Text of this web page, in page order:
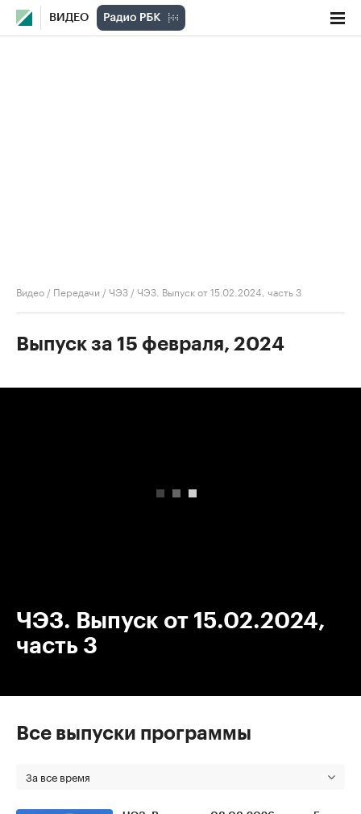
ВИДЕО
Видео / Передачи /ЧЭЗ /ЧЭЗ. Выпуск от 15.02.2024, часть 3
Выпуск за 15 февраля, 2024
ЧЭЗ. Выпуск от 15.02.2024,
часть 3
Все выпуски программы
За все время